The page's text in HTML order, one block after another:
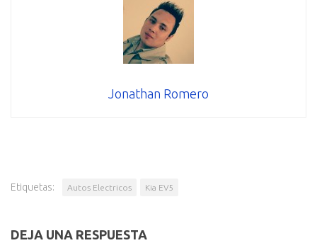
Jonathan Romero
Etiquetas: Autos Electricos Kia EV5
DEJA UNA RESPUESTA